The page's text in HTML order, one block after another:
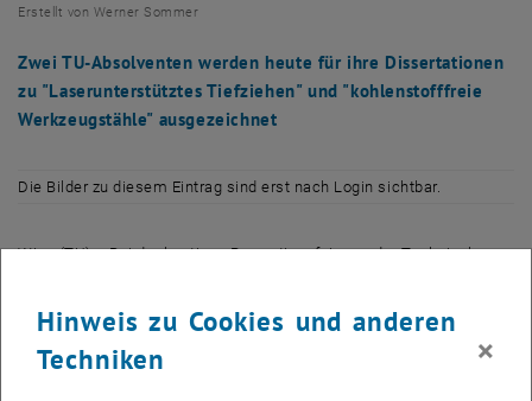
Erstellt von Werner Sommer
Zwei TU-Absolventen werden heute für ihre Dissertationen
zu "Laserunterstütztes Tiefziehen" und "kohlenstofffreie
Werkzeugstähle" ausgezeichnet
Die Bilder zu diesem Eintrag sind erst nach Login sichtbar.
Wien (TU). - Bei der heutigen Promotionsfeier an der Technischen
Band GmbH gestiftete "Böhler-Uddeholm Precision Strip
Forschungspreis" verliehen.
Hinweis zu Cookies und anderen
Techniken
×